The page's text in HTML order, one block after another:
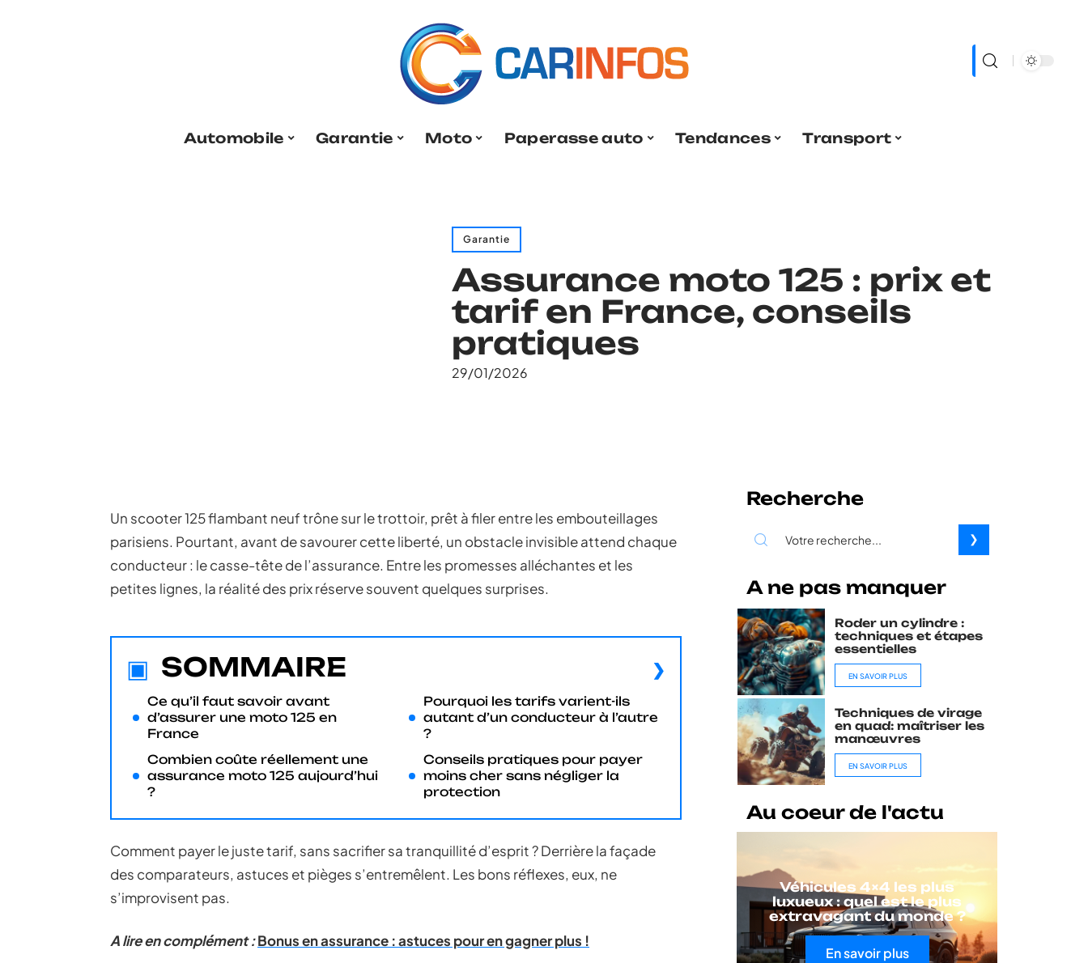
Automobile Garantie Moto Paperasse auto Tendances Transport
Garantie
Assurance moto 125 : prix et
tarif en France, conseils
pratiques
29/01/2026
Un scooter 125 flambant neuf trône sur le trottoir, prêt à filer entre les embouteillages
parisiens. Pourtant, avant de savourer cette liberté, un obstacle invisible attend chaque
conducteur : le casse-tête de l’assurance. Entre les promesses alléchantes et les
petites lignes, la réalité des prix réserve souvent quelques surprises.
SOMMAIRE
Ce qu’il faut savoir avant
d’assurer une moto 125 en
France
Combien coûte réellement une
assurance moto 125 aujourd’hui
?
Pourquoi les tarifs varient-ils
autant d’un conducteur à l’autre
?
Conseils pratiques pour payer
moins cher sans négliger la
protection
Comment payer le juste tarif, sans sacrifier sa tranquillité d’esprit ? Derrière la façade
des comparateurs, astuces et pièges s’entremêlent. Les bons réflexes, eux, ne
s’improvisent pas.
A lire en complément :Bonus en assurance : astuces pour en gagner plus !
Recherche
A ne pas manquer
Roder un cylindre :
techniques et étapes
essentielles
EN SAVOIR PLUS
Techniques de virage
en quad: maîtriser les
manœuvres
EN SAVOIR PLUS
Au coeur de l'actu
Véhicules 4×4 les plus
luxueux : quel est le plus
extravagant du monde ?
En savoir plus